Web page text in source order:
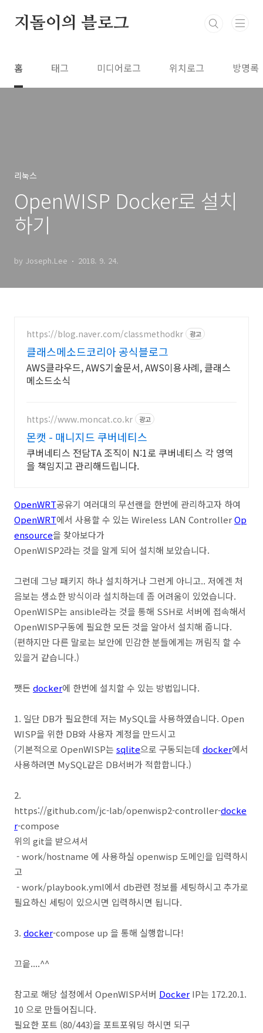
지돌이의 블로그
홈 태그 미디어로그 위치로그 방명록
리눅스
OpenWISP Docker로 설치
하기
by Joseph.Lee 2018. 9. 24.
https://blog.naver.com/classmethodkr 광고
클래스메소드코리아 공식블로그
AWS클라우드, AWS기술문서, AWS이용사례, 클래스
메소드소식
https://www.moncat.co.kr 광고
몬캣 - 매니지드 쿠버네티스
쿠버네티스 전담TA 조직이 N:1로 쿠버네티스 각 영역
을 책임지고 관리해드립니다.
OpenWRT공유기 여러대의 무선랜을 한번에 관리하고자 하여
OpenWRT에서 사용할 수 있는 Wireless LAN ControllerOp
ensource을 찾아보다가
OpenWISP2라는 것을 알게 되어 설치해 보았습니다.
그런데 그냥 패키지 하나 설치하거나 그런게 아니고.. 저에겐 처
음보는 생쇼한 방식이라 설치하는데 좀 어려움이 있었습니다.
OpenWISP는 ansible라는 것을 통해 SSH로 서버에 접속해서
OpenWISP구동에 필요한 모든 것을 알아서 설치해 줍니다.
(편하지만 다른 말로는 보안에 민감한 분들에게는 꺼림직 할 수
있을거 같습니다.)
쨋든 docker에 한번에 설치할 수 있는 방법입니다.
1. 일단 DB가 필요한데 저는 MySQL을 사용하였습니다. Open
WISP을 위한 DB와 사용자 계정을 만드시고
(기본적으로 OpenWISP는 sqlite으로 구동되는데 docker에서
사용하려면 MySQL같은 DB서버가 적합합니다.)
2.
https://github.com/jc-lab/openwisp2-controller-docke
r-compose
위의 git을 받으셔서
- work/hostname 에 사용하실 openwisp 도메인을 입력하시
고
- work/playbook.yml에서 db관련 정보를 세팅하시고 추가로
필요하신 세팅이 있으시면 입력하시면 됩니다.
3. docker-compose up 을 통해 실행합니다!
끄읕....^^
참고로 해당 설정에서 OpenWISP서버 Docker IP는 172.20.1.
10 으로 만들어집니다.
필요한 포트 (80/443)을 포트포워딩 하시면 되구